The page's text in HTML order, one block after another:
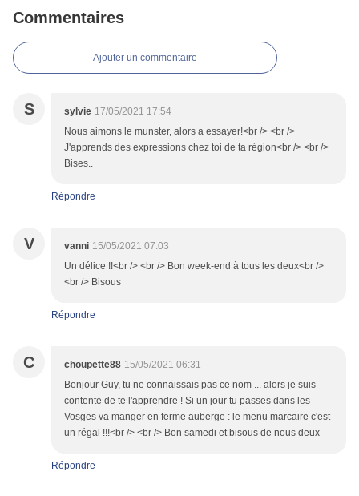
Commentaires
Ajouter un commentaire
S sylvie 17/05/2021 17:54
Nous aimons le munster, alors a essayer!<br /> <br />
J'apprends des expressions chez toi de ta région<br /> <br />
Bises..
Répondre
V vanni 15/05/2021 07:03
Un délice !!<br /> <br /> Bon week-end à tous les deux<br />
<br /> Bisous
Répondre
C choupette88 15/05/2021 06:31
Bonjour Guy, tu ne connaissais pas ce nom ... alors je suis
contente de te l'apprendre ! Si un jour tu passes dans les
Vosges va manger en ferme auberge : le menu marcaire c'est
un régal !!!<br /> <br /> Bon samedi et bisous de nous deux
Répondre